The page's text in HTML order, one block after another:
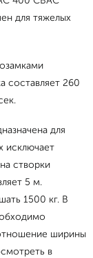
для тяжелых
составляет 260
для
исключает
створки
5 м.
1500 кг. В
ширины
в